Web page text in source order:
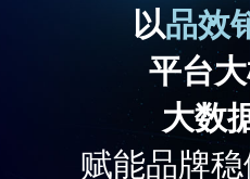
以品效
平台
大数
赋能品牌